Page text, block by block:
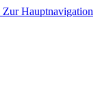
Zur Hauptnavigation